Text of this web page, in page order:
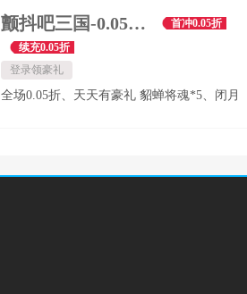
满，首充更有绝版红色武器等你拿！ 4.加入
新服嘉年华，海量伙伴与豪华坐骑大礼包等
你拿！
颤抖吧三国-0.05折龙图神威-混服
首冲0.05折
续充0.05折
登录领豪礼
全场0.05折、天天有豪礼 貂蝉将魂*5、闭月